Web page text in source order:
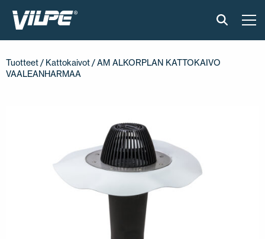
ASENNUS JA MATERIAALIT
AJANKOHTAISTA
Tuotteet / Kattokaivot / AM ALKORPLAN KATTOKAIVO
VAALEANHARMAA